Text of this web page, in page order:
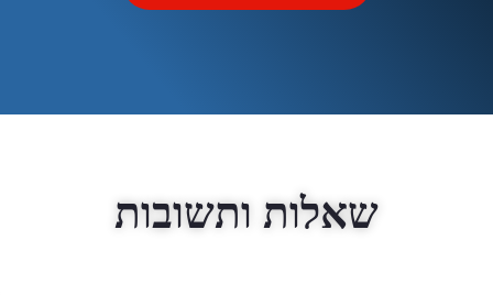
שאלות ותשובות